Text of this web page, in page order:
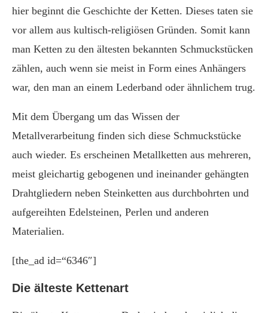
hier beginnt die Geschichte der Ketten. Dieses taten sie
vor allem aus kultisch-religiösen Gründen. Somit kann
man Ketten zu den ältesten bekannten Schmuckstücken
zählen, auch wenn sie meist in Form eines Anhängers
war, den man an einem Lederband oder ähnlichem trug.
Mit dem Übergang um das Wissen der
Metallverarbeitung finden sich diese Schmuckstücke
auch wieder. Es erscheinen Metallketten aus mehreren,
meist gleichartig gebogenen und ineinander gehängten
Drahtgliedern neben Steinketten aus durchbohrten und
aufgereihten Edelsteinen, Perlen und anderen
Materialien.
[the_ad id=“6346″]
Die älteste Kettenart